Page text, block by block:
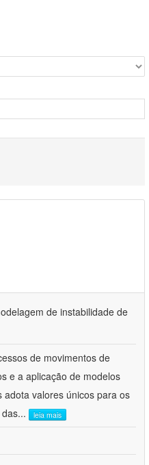
de instabilidade de
de movimentos de
e a aplicação de modelos
valores únicos para os
... leia mais